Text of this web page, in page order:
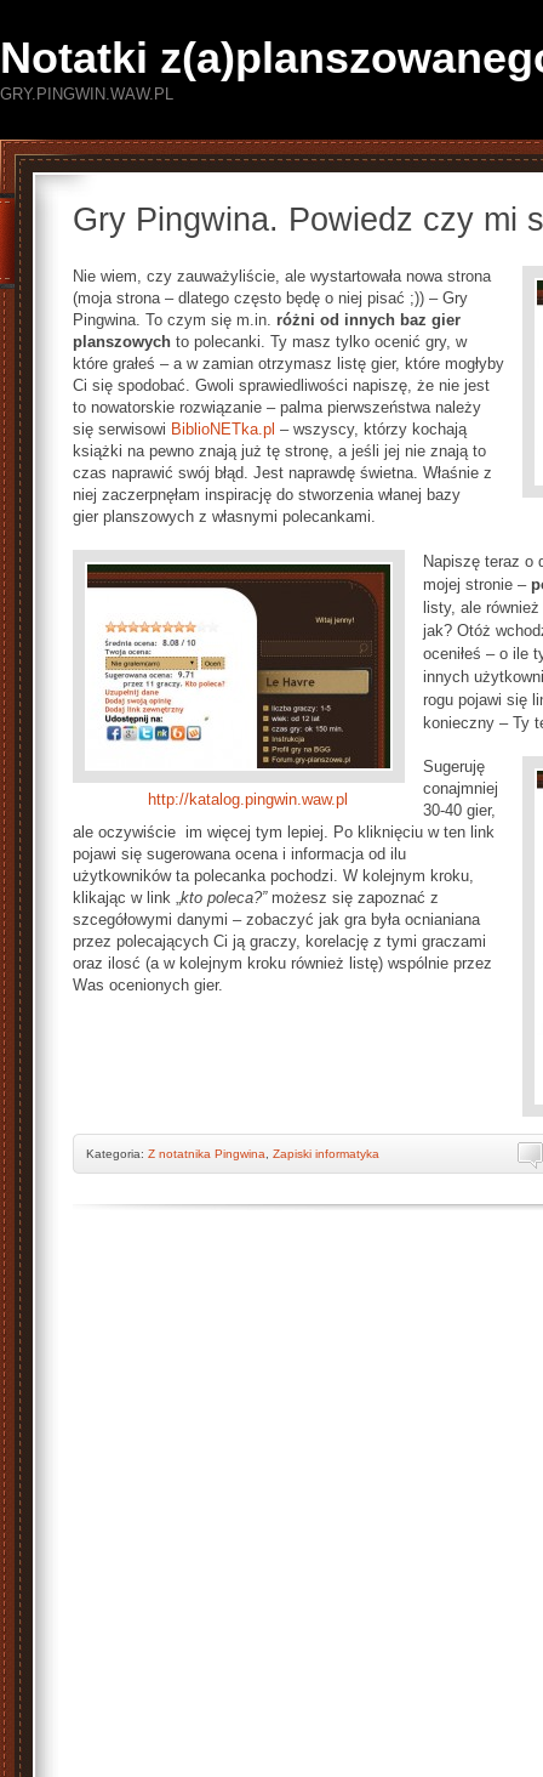
Notatki
GRY.PINGWIN.WAW.PL
Gry Pingwina. Powiedz czy mi
Nie wiem, czy zauważyliście, ale wystartowała nowa strona
(moja strona – dlatego często będę o niej pisać ;)) – Gry
Pingwina. To czym się m.in. różni od innych baz gier
planszowych to polecanki. Ty masz tylko ocenić gry, w
które grałeś – a w zamian otrzymasz listę gier, które mogłyby
Ci się spodobać. Gwoli sprawiedliwości napiszę, że nie jest
to nowatorskie rozwiązanie – palma pierwszeństwa należy
się serwisowi BiblioNETka.pl – wszyscy, którzy kochają
książki na pewno znają już tę stronę, a jeśli jej nie znają to
czas naprawić swój błąd. Jest naprawdę świetna. Właśnie z
niej zaczerpnęłam inspirację do stworzenia włanej bazy
gier planszowych z własnymi polecankami.
http://katalog.pingwin.waw.pl
Napiszę teraz o
mojej stronie –
listy, ale również
jak? Otóż
oceniłeś – o ile
innych
rogu pojawi się
konieczny – Ty
Sugeruję
conajmniej
30-40 gier,
ale oczywiście im więcej tym lepiej. Po kliknięciu w ten link
pojawi się sugerowana ocena i informacja od ilu
użytkowników ta polecanka pochodzi. W kolejnym kroku,
klikając w link „kto poleca?”możesz się zapoznać z
szcegółowymi danymi – zobaczyć jak gra była ocnianiana
przez polecających Ci ją graczy, korelację z tymi graczami
oraz ilosć (a w kolejnym kroku również listę) wspólnie przez
Was ocenionych gier.
Kategoria: Z notatnika Pingwina Zapiski informatyka